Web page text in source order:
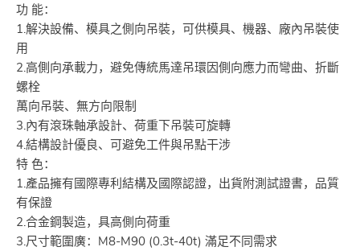
功 能：
1.解決設備、模具之側向吊裝，可供模具、機器、廠內吊裝使
用
2.高側向承載力，避免傳統馬達吊環因側向應力而彎曲、折斷
螺栓
萬向吊裝、無方向限制
3.內有滾珠軸承設計、荷重下吊裝可旋轉
4.結構設計優良、可避免工件與吊點干涉
特 色：
1.產品擁有國際專利結構及國際認證，出貨附測試證書，品質
有保證
2.合金鋼製造，具高側向荷重
3.尺寸範圍廣：M8-M90 (0.3t-40t) 滿足不同需求